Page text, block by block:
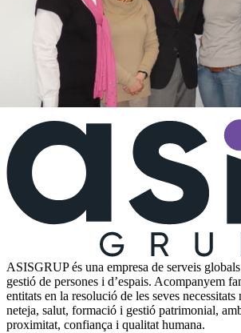
10/2/2026
Comparteixo
ASISGRUP és una empresa de serveis
gestió de persones i d’espais. Acompanyem
entitats en la resolució de les seves
neteja, salut, formació i gestió patrimonial,
proximitat, confiança i qualitat humana.